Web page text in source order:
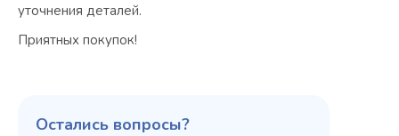
уточнения деталей.
Приятных покупок!
Остались вопросы?